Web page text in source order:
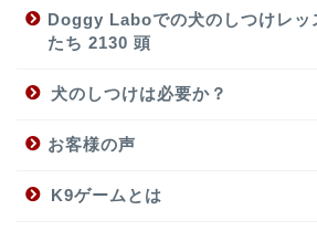
Doggy Laboでの犬のしつけレッ
たち 2130 頭
犬のしつけは必要か？
お客様の声
K9ゲームとは